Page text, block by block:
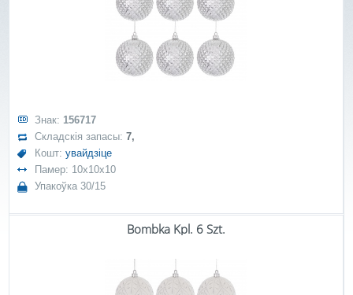
Знак: 156717
Складскія запасы:7,
Кошт:увайдзіце
Памер: 10x10x10
Упакоўка 30/15
Bombka Kpl. 6 Szt.